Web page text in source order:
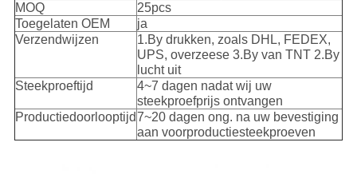
MOQ
25pcs
Toegelaten OEM
ja
Verzendwijzen
1.By drukken, zoals DHL, FEDEX,
UPS, overzeese 3.By van TNT 2.By
lucht uit
Steekproeftijd
4~7 dagen nadat wij uw
steekproefprijs ontvangen
Productiedoorlooptijd 7~20 dagen ong. na uw bevestiging
aan voorproductiesteekproeven